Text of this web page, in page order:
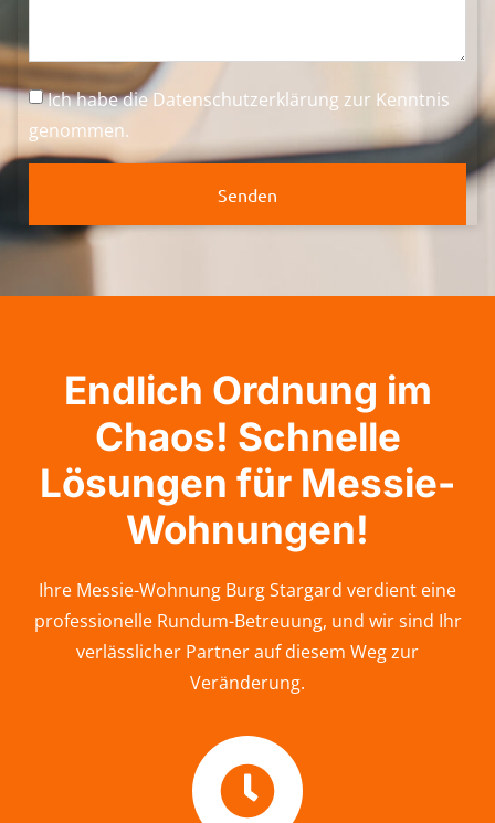
Ich habe dieDatenschutzerklärung zur Kenntnis
genommen.
Senden
Endlich Ordnung im
Chaos! Schnelle
Lösungen für Messie-
Wohnungen!
Ihre Messie-Wohnung Burg Stargard verdient eine
professionelle Rundum-Betreuung, und wir sind Ihr
verlässlicher Partner auf diesem Weg zur
Veränderung.